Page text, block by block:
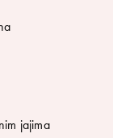
jajima